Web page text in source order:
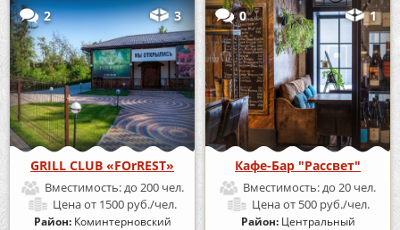
2 3
GRILL CLUB «FOrREST»
Вместимость:до 200 чел.
Ценаот 1500 руб./чел.
Район: Коминтерновский
0 1
Кафе-Бар "Рассвет"
Вместимость:до 20 чел.
Ценаот 500 руб./чел.
Район: Центральный